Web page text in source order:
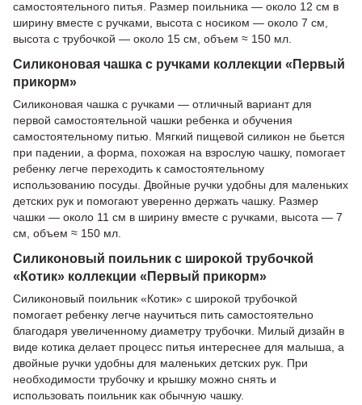
самостоятельного питья. Размер поильника — около 12 см в
ширину вместе с ручками, высота с носиком — около 7 см,
высота с трубочкой — около 15 см, объем ≈ 150 мл.
Силиконовая чашка с ручками коллекции «Первый
прикорм»
Силиконовая чашка с ручками — отличный вариант для
первой самостоятельной чашки ребенка и обучения
самостоятельному питью. Мягкий пищевой силикон не бьется
при падении, а форма, похожая на взрослую чашку, помогает
ребенку легче переходить к самостоятельному
использованию посуды. Двойные ручки удобны для маленьких
детских рук и помогают уверенно держать чашку. Размер
чашки — около 11 см в ширину вместе с ручками, высота — 7
см, объем ≈ 150 мл.
Силиконовый поильник с широкой трубочкой
«Котик» коллекции «Первый прикорм»
Силиконовый поильник «Котик» с широкой трубочкой
помогает ребенку легче научиться пить самостоятельно
благодаря увеличенному диаметру трубочки. Милый дизайн в
виде котика делает процесс питья интереснее для малыша, а
двойные ручки удобны для маленьких детских рук. При
необходимости трубочку и крышку можно снять и
использовать поильник как обычную чашку.